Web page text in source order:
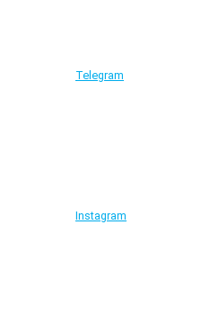
Telegram
Instagram